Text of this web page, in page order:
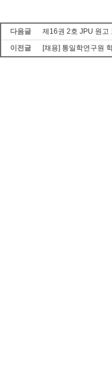
다음글
제16권 2호 JPU 원고
이전글
[채용] 통일학연구원